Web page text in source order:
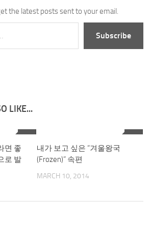
the latest posts sent to your email.
Subscribe
LIKE...
면 좋
로 발
내가 보고 싶은 “겨울왕국
(Frozen)” 속편
MARCH 10, 2014